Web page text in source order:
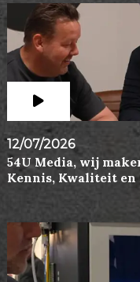
12/07/2026
54U Media, wij
Kennis, Kwaliteit